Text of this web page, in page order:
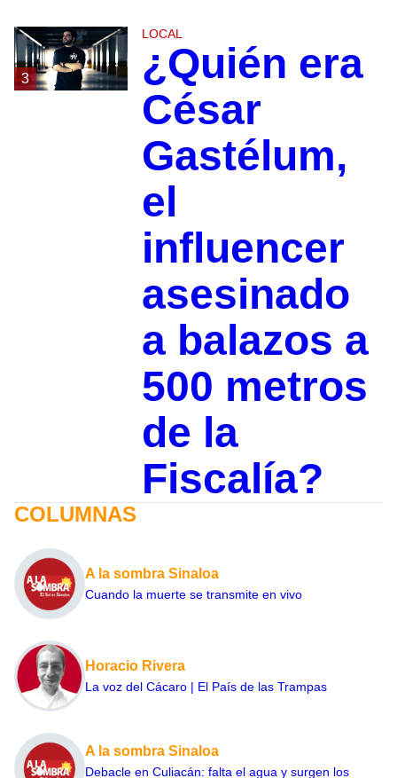
3
LOCAL
¿Quién era
César
Gastélum,
el
influencer
asesinado
a balazos a
500 metros
de la
Fiscalía?
COLUMNAS
A la sombra Sinaloa
Cuando la muerte se transmite en vivo
Horacio Rivera
La voz del Cácaro | El País de las Trampas
A la sombra Sinaloa
Debacle en Culiacán: falta el agua y surgen los